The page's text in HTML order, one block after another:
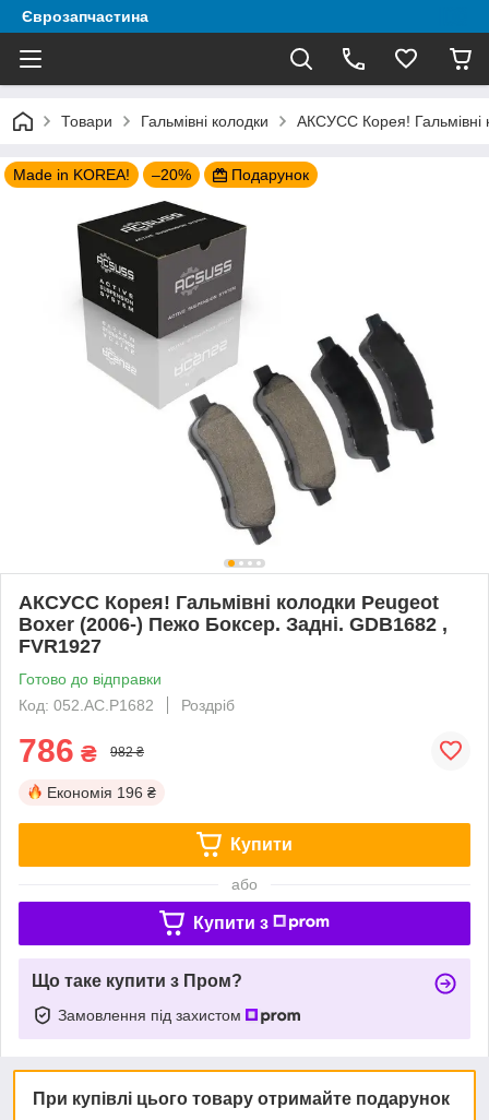
Єврозапчастина
Товари Гальмівні колодки АКСУСС Корея! Гальмівні
Made in KOREA! –20% Подарунок
АКСУСС Корея! Гальмівні колодки Peugeot
Boxer (2006-) Пежо Боксер. Задні. GDB1682 ,
FVR1927
Готово до відправки
Код: 052.AC.P1682
Роздріб
786 ₴ 982 ₴
Економія 196 ₴
Купити
або
Купити з
Що таке купити з Пром?
Замовлення під захистом
При купівлі цього товару отримайте подарунок